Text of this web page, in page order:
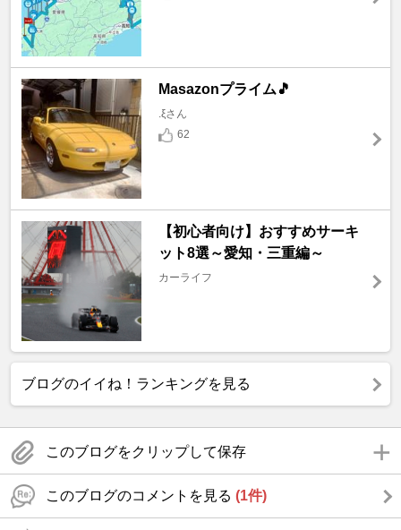
Masazonプライム🎵
.ξさん
62
【初心者向け】おすすめサーキ
ット8選～愛知・三重編～
カーライフ
ブログのイイね！ランキングを見る
このブログをクリップして保存
このブログのコメントを見る (1件)